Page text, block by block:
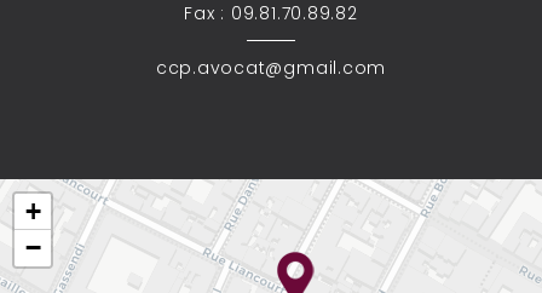
Fax : 09.81.70.89.82
ccp.avocat@gmail.com
+
−